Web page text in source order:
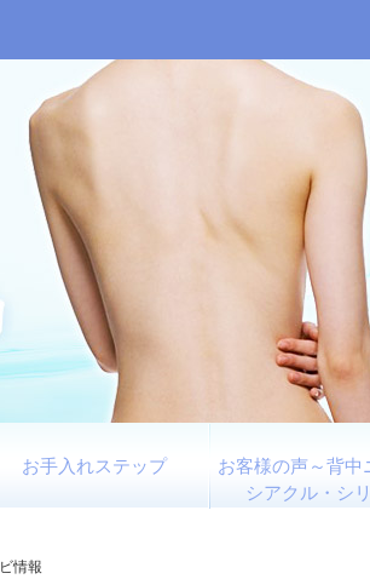
お手入れステップ
お客様の声～背中
シアクル・シ
情報